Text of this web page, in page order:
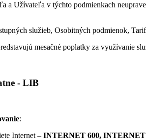
a Užívateľa v týchto podmienkach
služieb, Osobitných podmienok,
mesačné poplatky za využívanie
- LIB
:
Internet – INTERNET 600,